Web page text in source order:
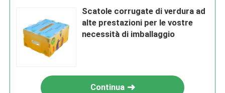
Scatole corrugate di verdura ad
alte prestazioni per le vostre
necessità di imballaggio
Continua